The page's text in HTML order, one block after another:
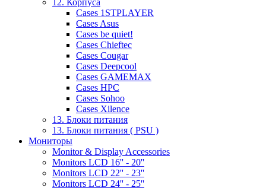
12. Корпуса
Cases 1STPLAYER
Cases Asus
Cases be quiet!
Cases Chieftec
Cases Cougar
Cases Deepcool
Cases GAMEMAX
Cases HPC
Cases Sohoo
Cases Xilence
13. Блоки питания
13. Блоки питания ( PSU )
Мониторы
Monitor & Display Accessories
Monitors LCD 16'' - 20''
Monitors LCD 22'' - 23''
Monitors LCD 24'' - 25''